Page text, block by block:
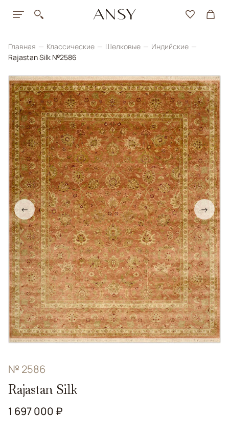
Главная Классические Шелковые
Индийские
Rajastan Silk №2586
← →
№ 2586
Rajastan Silk
1 697 000 ₽